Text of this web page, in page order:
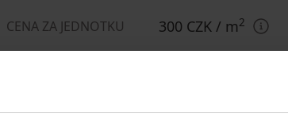
CENA ZA JEDNOTKU 300 CZK/ m2